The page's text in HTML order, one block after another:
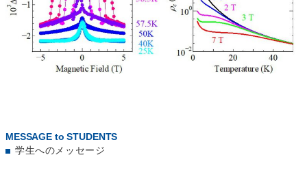
MESSAGE to STUDENTS
学生へのメッセージ